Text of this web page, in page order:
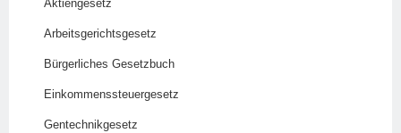
Aktiengesetz
Arbeitsgerichtsgesetz
Bürgerliches Gesetzbuch
Einkommenssteuergesetz
Gentechnikgesetz